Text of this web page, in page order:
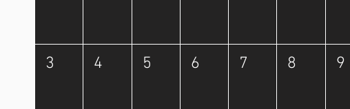
3 4 5 6 7 8 9